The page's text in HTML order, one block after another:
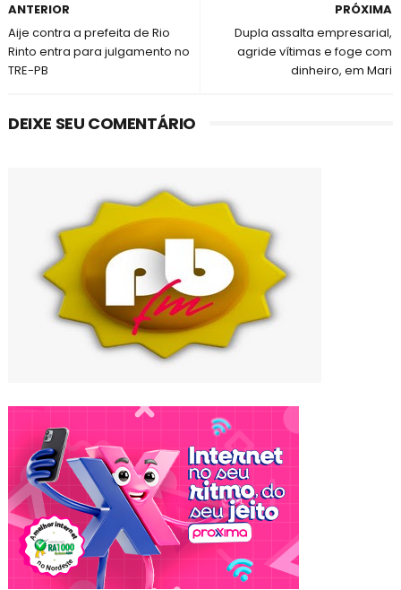
PRÓXIMA
Dupla assalta empresarial,
agride vítimas e foge com
dinheiro, em Mari
ANTERIOR
Aije contra a prefeita de Rio
Rinto entra para julgamento no
TRE-PB
DEIXE SEU COMENTÁRIO